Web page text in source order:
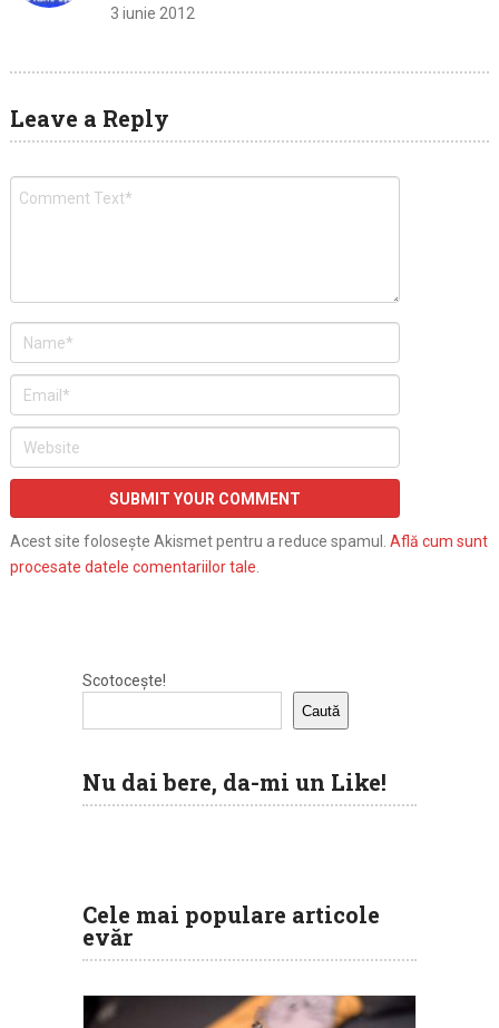
3 iunie 2012
Leave a Reply
Acest site folosește Akismet pentru a reduce spamul. Află cum sunt
procesate datele comentariilor tale.
Scotocește!
Caută
Nu dai bere, da-mi un Like!
Cele mai populare articole
evăr